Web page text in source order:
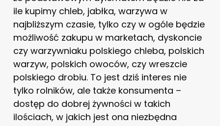
ile kupimy chleb, jabłka, warzywa w
najbliższym czasie, tylko czy w ogóle będzie
możliwość zakupu w marketach, dyskoncie
czy warzywniaku polskiego chleba, polskich
warzyw, polskich owoców, czy wreszcie
polskiego drobiu. To jest dziś interes nie
tylko rolników, ale także konsumenta –
dostęp do dobrej żywności w takich
ilościach, w jakich jest ona niezbędna